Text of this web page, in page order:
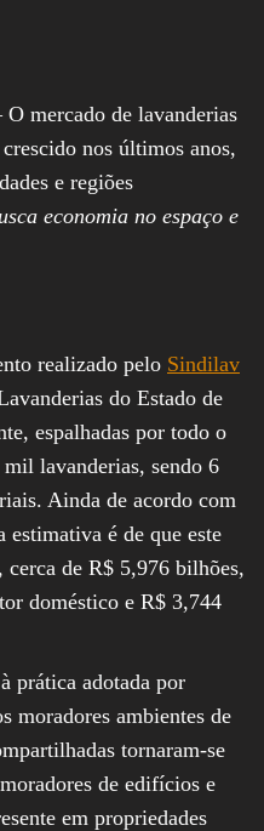
Brasília, Nordeste,
Norte, Centro-
Sul, Sudeste,
Vinhos, Bebidas,
Cervejas, Comida,
mercado de lavanderias
nos últimos anos,
e regiões
economia no espaço e
realizado pelo Sindilav
do Estado de
espalhadas por todo o
lavanderias, sendo 6
Ainda de acordo com
estimativa é de que este
de R$ 5,976 bilhões,
doméstico e R$ 3,744
prática adotada por
moradores ambientes de
tornaram-se
de edifícios e
em propriedades